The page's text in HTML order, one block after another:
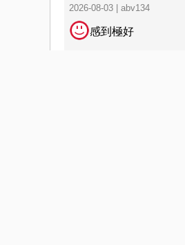
2026-08-03 | abv134
感到極好